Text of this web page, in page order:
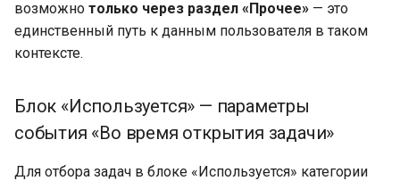
возможно только через раздел «Прочее» — это
единственный путь к данным пользователя в таком
контексте.
Блок «Используется» — параметры
события «Во время открытия задачи»
Для отбора задач в блоке «Используется» категории